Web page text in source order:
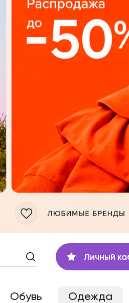
Личный
Обувь Одежда